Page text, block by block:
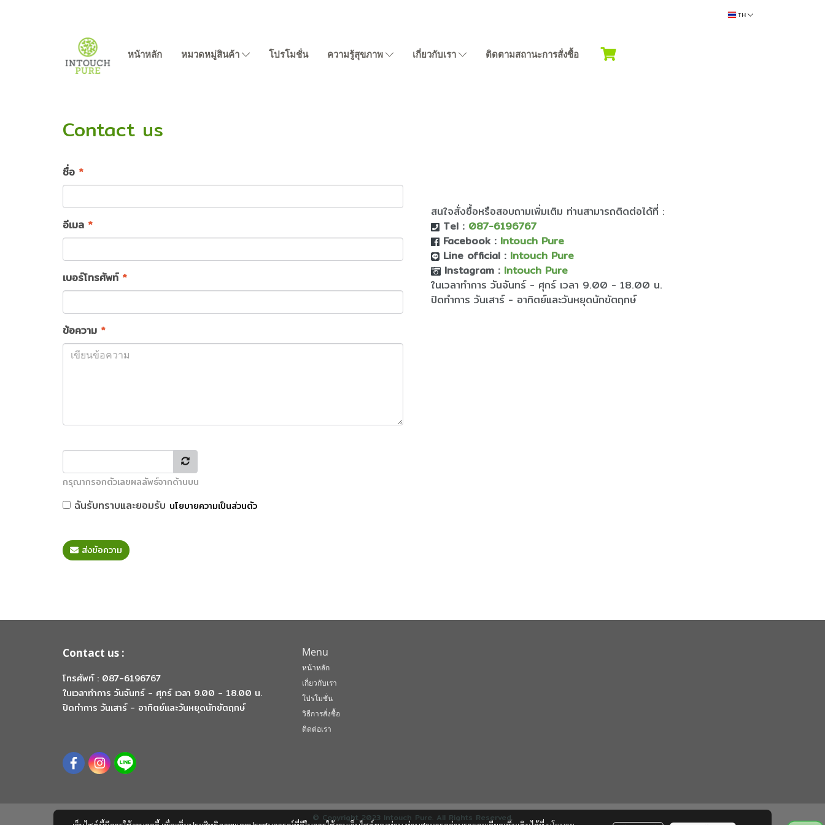
TH
หน้าหลัก หมวดหมู่สินค้า โปรโมชั่น ความรู้สุขภาพ เกี่ยวกับเรา ติดตามสถานะการสั่งซื้อ
Contact us
ชื่อ *
อีเมล *
เบอร์โทรศัพท์*
ข้อความ *
กรุณากรอกตัวเลขผลลัพธ์จากด้านบน
ฉันรับทราบและยอมรับ นโยบายความเป็นส่วนตัว
ส่งข้อความ
สนใจสั่งซื้อหรือสอบถามเพิ่มเติม ท่านสามารถติดต่อได้ที่ :
Tel : 087-6196767
Facebook : Intouch Pure
Line official : Intouch Pure
Instagram : Intouch Pure
ในเวลาทำการ วันจันทร์ - ศุกร์ เวลา 9.00 - 18.00 น.
ปิดทำการ วันเสาร์ - อาทิตย์และวันหยุดนักขัตฤกษ์
Contact us :
โทรศัพท์ : 087-6196767
ในเวลาทำการ วันจันทร์ - ศุกร์ เวลา 9.00 - 18.00 น.
ปิดทำการ วันเสาร์ - อาทิตย์และวันหยุดนักขัตฤกษ์
Menu
หน้าหลัก
เกี่ยวกับเรา
โปรโมชั่น
วิธีการสั่งซื้อ
ติดต่อเรา
© Copyright 2023 Intouch Pure. All Rights Reserved.